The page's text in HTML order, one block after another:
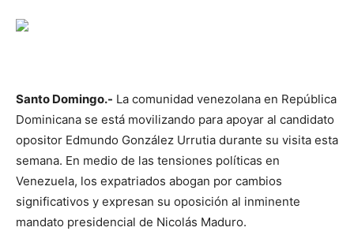
Santo Domingo.- La comunidad venezolana en República
Dominicana se está movilizando para apoyar al candidato
opositor Edmundo González Urrutia durante su visita esta
semana. En medio de las tensiones políticas en
Venezuela, los expatriados abogan por cambios
significativos y expresan su oposición al inminente
mandato presidencial de Nicolás Maduro.